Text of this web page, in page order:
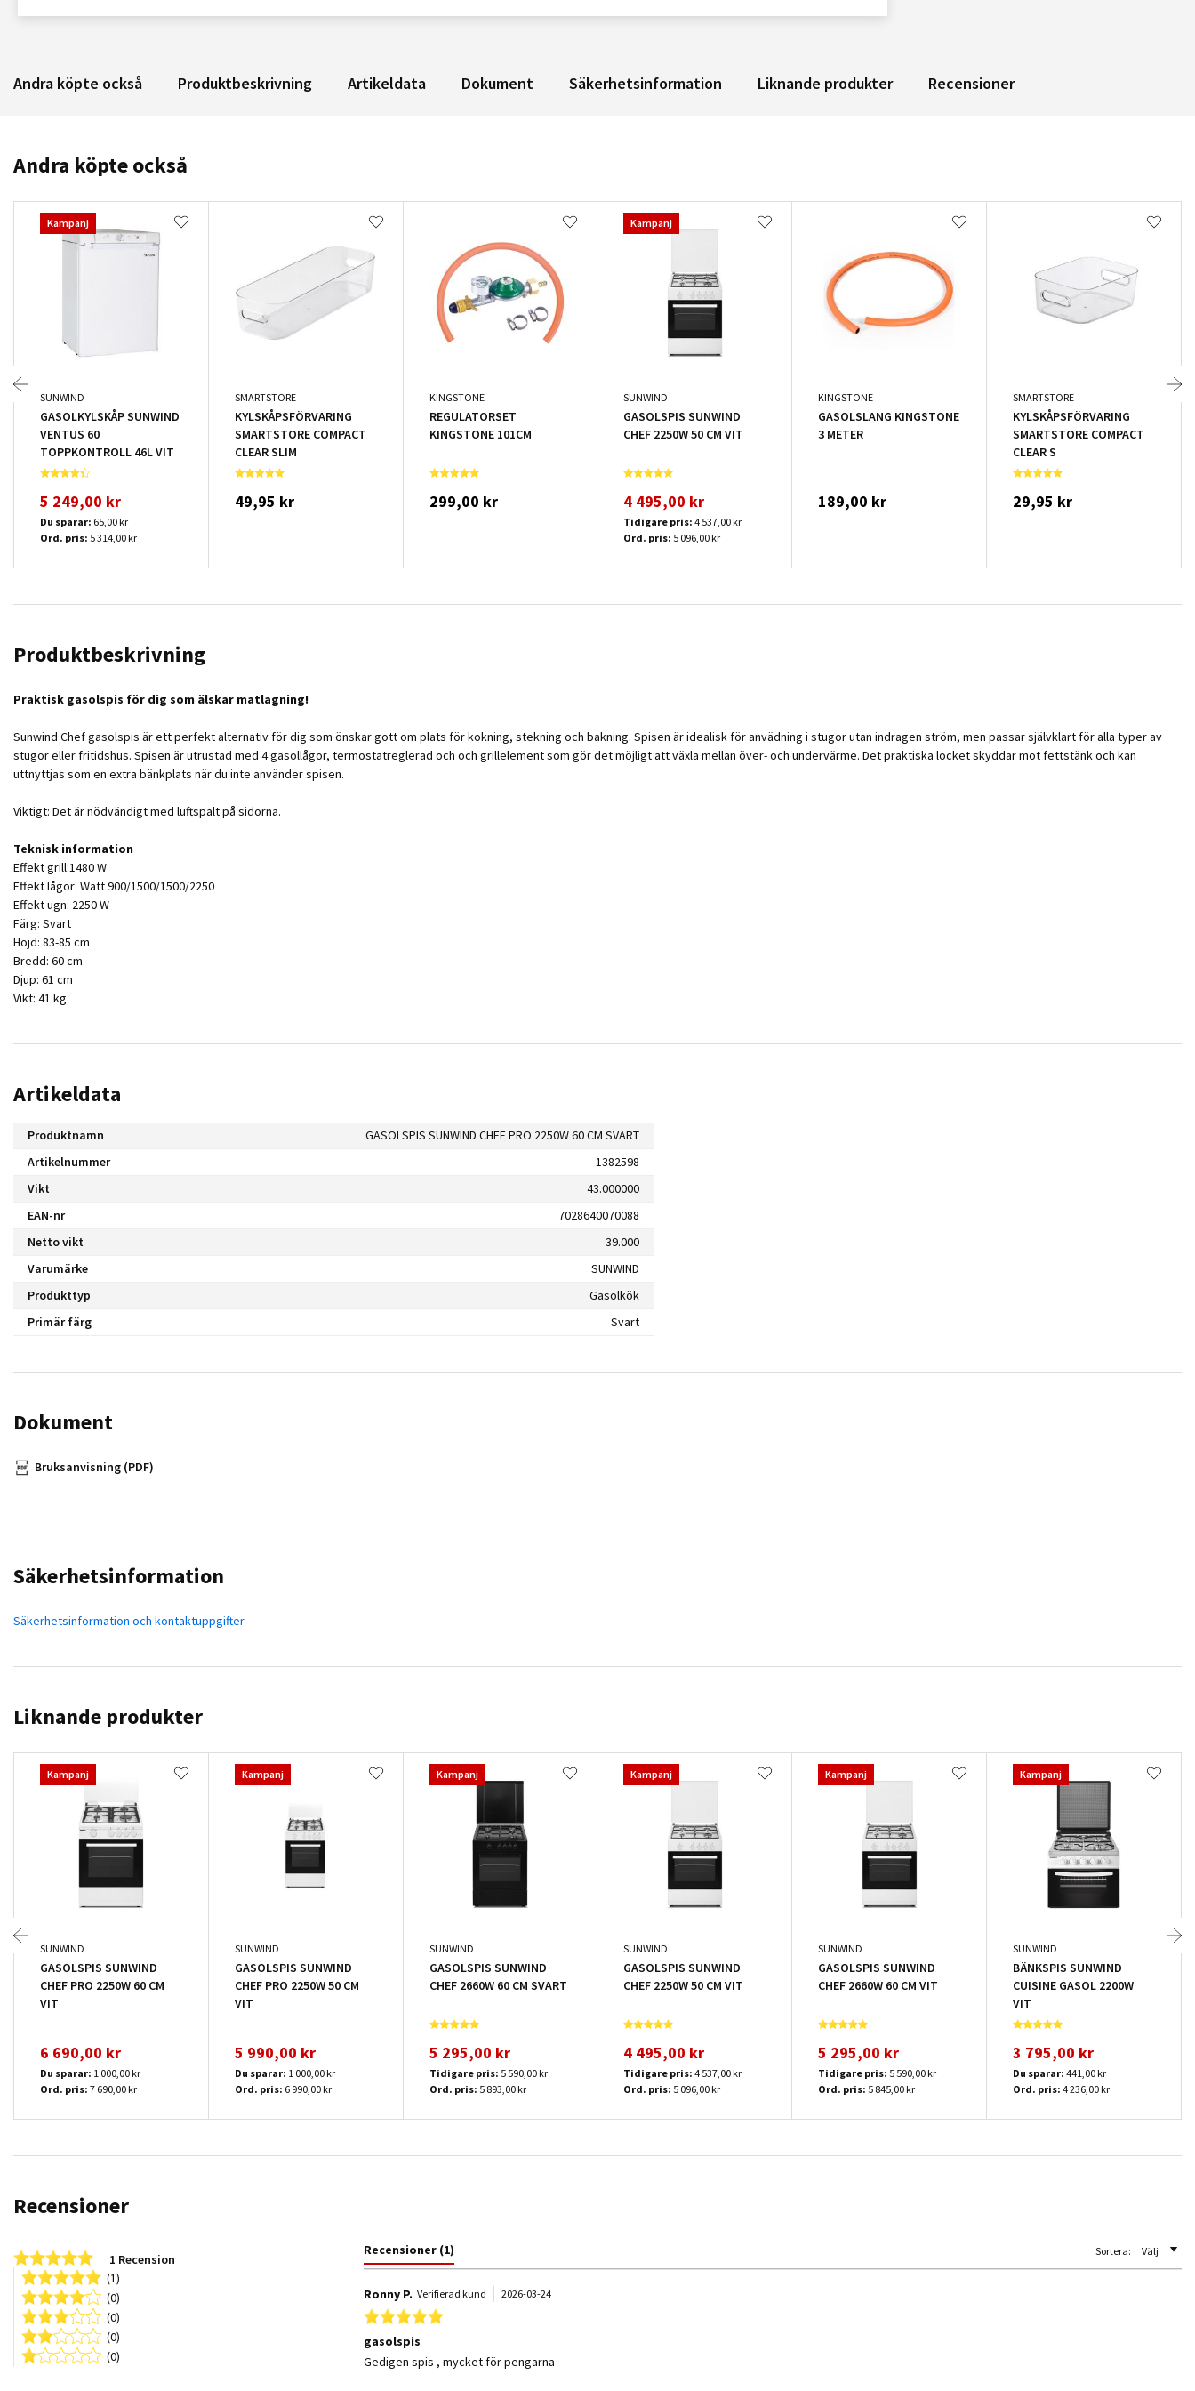
Andra köpte också Produktbeskrivning Artikeldata Dokument Säkerhetsinformation Liknande produkter Recensioner
Andra köpte också
Kampanj
SUNWIND
GASOLKYLSKÅP SUNWIND
VENTUS 60
TOPPKONTROLL 46L VIT
5 249,00 kr
Du sparar: 65,00 kr
Ord. pris: 5 314,00 kr
SMARTSTORE
KYLSKÅPSFÖRVARING
SMARTSTORE COMPACT
CLEAR SLIM
49,95 kr
KINGSTONE
REGULATORSET
KINGSTONE 101CM
299,00 kr
Kampanj
SUNWIND
GASOLSPIS SUNWIND
CHEF 2250W 50 CM VIT
4 495,00 kr
Tidigare pris: 4 537,00 kr
Ord. pris: 5 096,00 kr
KINGSTONE
GASOLSLANG KINGSTONE
3 METER
189,00 kr
SMARTSTORE
KYLSKÅPSFÖRVARING
SMARTSTORE COMPACT
CLEAR S
29,95 kr
Produktbeskrivning
Praktisk gasolspis för dig som älskar matlagning!
Sunwind Chef gasolspis är ett perfekt alternativ för dig som önskar gott om plats för kokning, stekning och bakning. Spisen är idealisk för anvädning i stugor utan indragen ström, men passar självklart för alla typer av
stugor eller fritidshus. Spisen är utrustad med 4 gasollågor, termostatreglerad och och grillelement som gör det möjligt att växla mellan över- och undervärme. Det praktiska locket skyddar mot fettstänk och kan
uttnyttjas som en extra bänkplats när du inte använder spisen.
Viktigt: Det är nödvändigt med luftspalt på sidorna.
Teknisk information
Effekt grill:1480 W
Effekt lågor: Watt 900/1500/1500/2250
Effekt ugn: 2250 W
Färg: Svart
Höjd: 83-85 cm
Bredd: 60 cm
Djup: 61 cm
Vikt: 41 kg
Artikeldata
Produktnamn
GASOLSPIS SUNWIND CHEF PRO 2250W 60 CM SVART
Artikelnummer
1382598
Vikt
43.000000
EAN-nr
7028640070088
Netto vikt
39.000
Varumärke
SUNWIND
Produkttyp
Gasolkök
Primär färg
Svart
Dokument
Bruksanvisning (PDF)
Säkerhetsinformation
Säkerhetsinformation och kontaktuppgifter
Liknande produkter
Kampanj
SUNWIND
GASOLSPIS SUNWIND
CHEF PRO 2250W 60 CM
VIT
6 690,00 kr
Du sparar: 1 000,00 kr
Ord. pris: 7 690,00 kr
Kampanj
SUNWIND
GASOLSPIS SUNWIND
CHEF PRO 2250W 50 CM
VIT
5 990,00 kr
Du sparar: 1 000,00 kr
Ord. pris: 6 990,00 kr
Kampanj
SUNWIND
GASOLSPIS SUNWIND
CHEF 2660W 60 CM SVART
5 295,00 kr
Tidigare pris: 5 590,00 kr
Ord. pris: 5 893,00 kr
Kampanj
SUNWIND
GASOLSPIS SUNWIND
CHEF 2250W 50 CM VIT
4 495,00 kr
Tidigare pris: 4 537,00 kr
Ord. pris: 5 096,00 kr
Kampanj
SUNWIND
GASOLSPIS SUNWIND
CHEF 2660W 60 CM VIT
5 295,00 kr
Tidigare pris: 5 590,00 kr
Ord. pris: 5 845,00 kr
Kampanj
SUNWIND
BÄNKSPIS SUNWIND
CUISINE GASOL 2200W
VIT
3 795,00 kr
Du sparar: 441,00 kr
Ord. pris: 4 236,00 kr
Recensioner
5.0 star rating
1 Recension
(1)
(0)
(0)
(0)
(0)
Recensioner (1) Sortera: Välj
Ronny P. Verifierad kund
5.0 star rating
2026-03-24
gasolspis
Review by Ronny P. on 24 Mar 2026
review stating gasolspis
Gedigen spis , mycket för pengarna